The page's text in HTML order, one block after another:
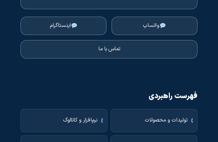
واتساپ اینستاگرام
تماس با ما
فهرست راهبردی
تولیدات و محصولات نرم‌افزار و کاتالوگ